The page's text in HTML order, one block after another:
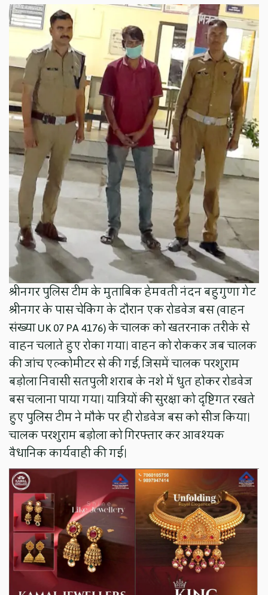
श्रीनगर पुलिस टीम के मुताबिक हेमवती नंदन बहुगुणा गेट
श्रीनगर के पास चेकिंग के दौरान एक रोडवेज बस (वाहन
संख्या UK 07 PA 4176) के चालक को खतरनाक तरीके से
वाहन चलाते हुए रोका गया। वाहन को रोककर जब चालक
की जांच एल्कोमीटर से की गई, जिसमें चालक परशुराम
बड़ोला निवासी सतपुली शराब के नशे में धुत होकर रोडवेज
बस चलाना पाया गया। यात्रियों की सुरक्षा को दृष्टिगत रखते
हुए पुलिस टीम ने मौके पर ही रोडवेज बस को सीज किया।
चालक परशुराम बड़ोला को गिरफ्तार कर आवश्यक
वैधानिक कार्यवाही की गई।